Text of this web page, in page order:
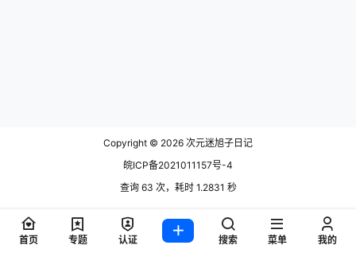
Copyright © 2026 次元迷旭子日记
皖ICP备2021011157号-4
查询 63 次，耗时 1.2831 秒
首页 专题 认证 搜索 菜单 我的